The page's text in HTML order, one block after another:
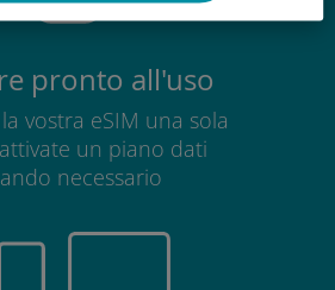
pronto all'uso
vostra eSIM una sola
un piano dati
necessario